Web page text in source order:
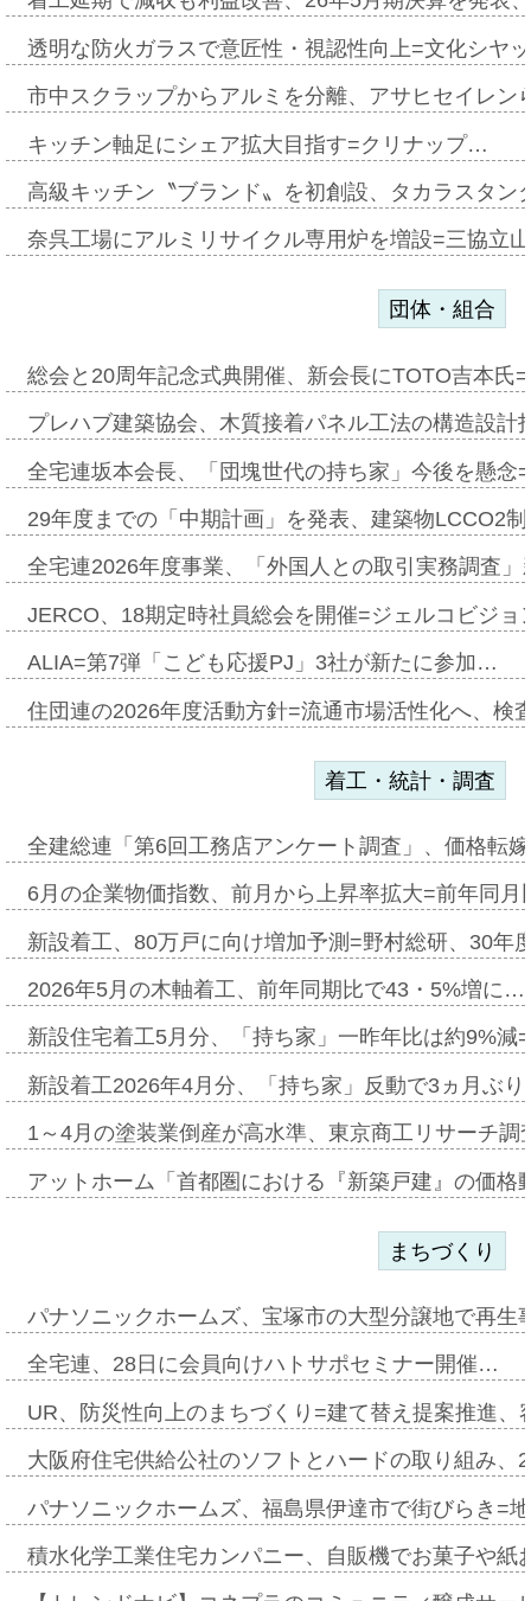
透明な防火ガラスで意匠性・視認性向上=文化シヤ
市中スクラップからアルミを分離、アサヒセイレ
キッチン軸足にシェア拡大目指す=クリナップ…
高級キッチン〝ブランド〟を初創設、タカラスタ
奈呉工場にアルミリサイクル専用炉を増設=三協立
団体・組合
総会と20周年記念式典開催、新会長にTOTO吉本氏
プレハブ建築協会、木質接着パネル工法の構造設
全宅連坂本会長、「団塊世代の持ち家」今後を懸
29年度までの「中期計画」を発表、建築物LCCO2
全宅連2026年度事業、「外国人との取引実務調査
JERCO、18期定時社員総会を開催=ジェルコビジ
ALIA=第7弾「こども応援PJ」3社が新たに参加…
住団連の2026年度活動方針=流通市場活性化へ、検
着工・統計・調査
全建総連「第6回工務店アンケート調査」、価格転
6月の企業物価指数、前月から上昇率拡大=前年同
新設着工、80万戸に向け増加予測=野村総研、30年
2026年5月の木軸着工、前年同期比で43・5%増に…
新設住宅着工5月分、「持ち家」一昨年比は約9%
新設着工2026年4月分、「持ち家」反動で3ヵ月ぶ
1～4月の塗装業倒産が高水準、東京商工リサーチ
アットホーム「首都圏における『新築戸建』の価
まちづくり
パナソニックホームズ、宝塚市の大型分譲地で再
全宅連、28日に会員向けハトサポセミナー開催…
UR、防災性向上のまちづくり=建て替え提案推進
大阪府住宅供給公社のソフトとハードの取り組み
パナソニックホームズ、福島県伊達市で街びらき=
積水化学工業住宅カンパニー、自販機でお菓子や